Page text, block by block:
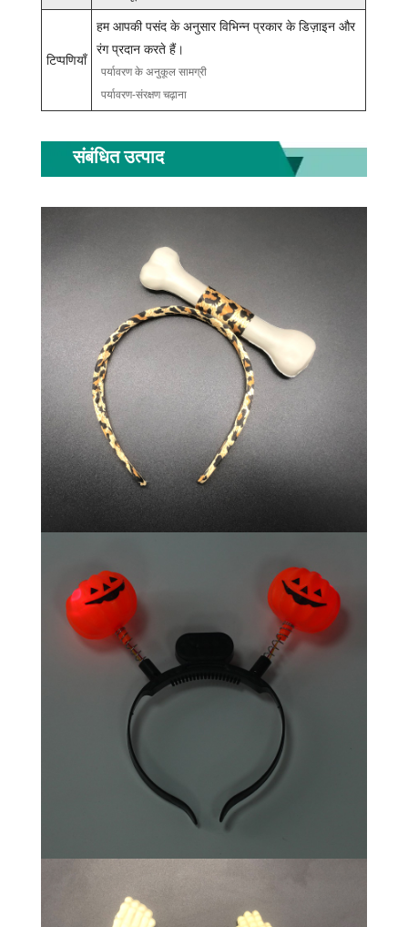
टिप्पणियाँ
हम आपकी पसंद के अनुसार विभिन्न प्रकार के डिज़ाइन और
रंग प्रदान करते हैं।
पर्यावरण के अनुकूल सामग्री
पर्यावरण-संरक्षण चढ़ाना
संबंधित उत्पाद